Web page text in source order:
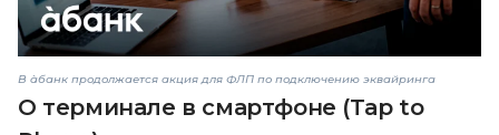
В àбанк продолжается акция для ФЛП по подключению эквайринга
О терминале в смартфоне (Tap to